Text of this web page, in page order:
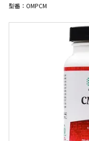
型番：OMPCM